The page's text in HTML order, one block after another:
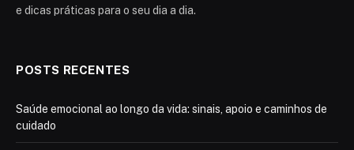
e dicas práticas para o seu dia a dia.
POSTS RECENTES
Saúde emocional ao longo da vida: sinais, apoio e caminhos de
cuidado